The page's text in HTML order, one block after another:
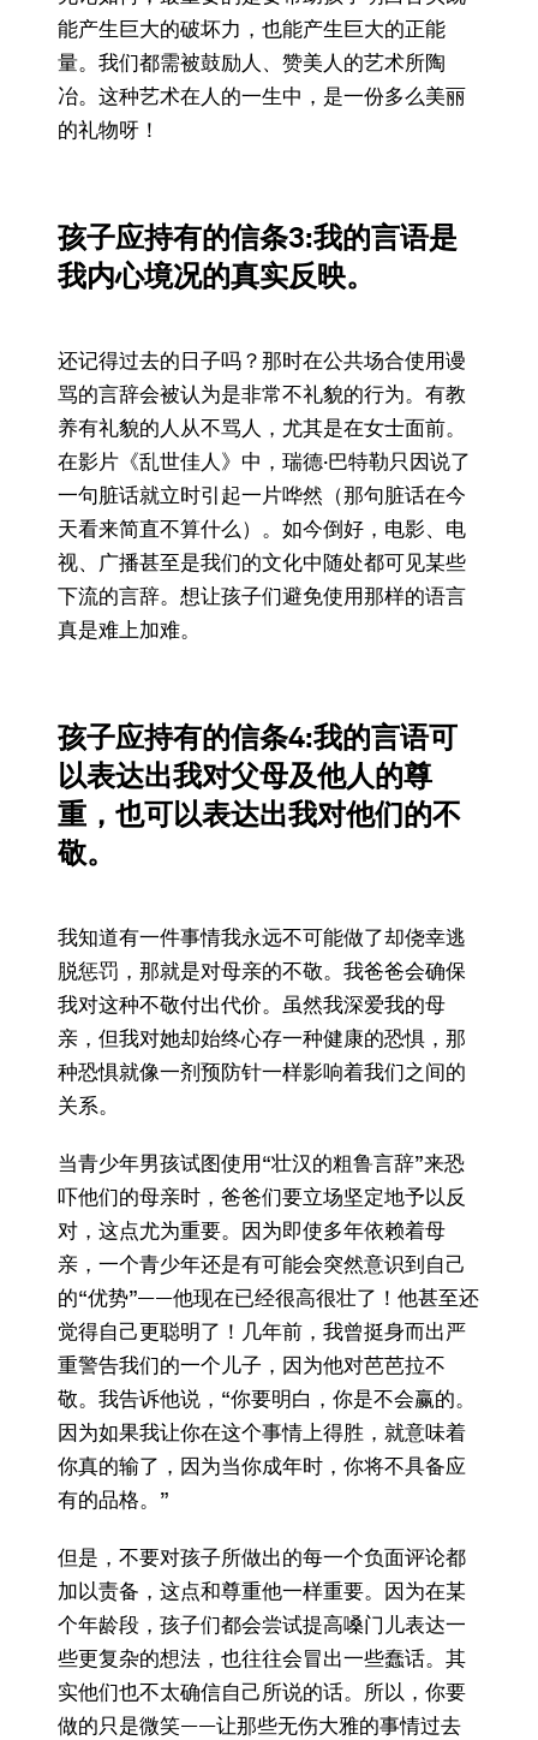
能产生巨大的破坏力，也能产生巨大的正能
量。我们都需被鼓励人、赞美人的艺术所陶
冶。这种艺术在人的一生中，是一份多么美丽
的礼物呀！
孩子应持有的信条3:我的言语是
我内心境况的真实反映。
还记得过去的日子吗？那时在公共场合使用谩
骂的言辞会被认为是非常不礼貌的行为。有教
养有礼貌的人从不骂人，尤其是在女士面前。
在影片《乱世佳人》中，瑞德·巴特勒只因说了
一句脏话就立时引起一片哗然（那句脏话在今
天看来简直不算什么）。如今倒好，电影、电
视、广播甚至是我们的文化中随处都可见某些
下流的言辞。想让孩子们避免使用那样的语言
真是难上加难。
孩子应持有的信条4:我的言语可
以表达出我对父母及他人的尊
重，也可以表达出我对他们的不
敬。
我知道有一件事情我永远不可能做了却侥幸逃
脱惩罚，那就是对母亲的不敬。我爸爸会确保
我对这种不敬付出代价。虽然我深爱我的母
亲，但我对她却始终心存一种健康的恐惧，那
种恐惧就像一剂预防针一样影响着我们之间的
关系。
当青少年男孩试图使用“壮汉的粗鲁言辞”来恐
吓他们的母亲时，爸爸们要立场坚定地予以反
对，这点尤为重要。因为即使多年依赖着母
亲，一个青少年还是有可能会突然意识到自己
的“优势”——他现在已经很高很壮了！他甚至还
觉得自己更聪明了！几年前，我曾挺身而出严
重警告我们的一个儿子，因为他对芭芭拉不
敬。我告诉他说，“你要明白，你是不会赢的。
因为如果我让你在这个事情上得胜，就意味着
你真的输了，因为当你成年时，你将不具备应
有的品格。”
但是，不要对孩子所做出的每一个负面评论都
加以责备，这点和尊重他一样重要。因为在某
个年龄段，孩子们都会尝试提高嗓门儿表达一
些更复杂的想法，也往往会冒出一些蠢话。其
实他们也不太确信自己所说的话。所以，你要
做的只是微笑——让那些无伤大雅的事情过去